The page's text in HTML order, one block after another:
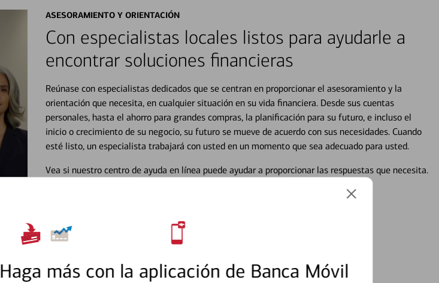
Haga más con la aplicación de Banca Móvil
ASESORAMIENTO Y ORIENTACIÓN
Con especialistas locales listos para ayudarle a
encontrar soluciones financieras
Reúnase con especialistas dedicados que se centran en proporcionar el asesoramiento y la
orientación que necesita, en cualquier situación en su vida financiera. Desde sus cuentas
personales, hasta el ahorro para grandes compras, la planificación para su futuro, e incluso el
inicio o crecimiento de su negocio, su futuro se mueve de acuerdo con sus necesidades. Cuando
esté listo, un especialista trabajará con usted en un momento que sea adecuado para usted.
Vea si nuestro centro de ayuda en línea puede ayudar a proporcionar las respuestas que necesita.